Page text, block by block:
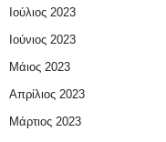
Ιούλιος 2023
Ιούνιος 2023
Μάιος 2023
Απρίλιος 2023
Μάρτιος 2023